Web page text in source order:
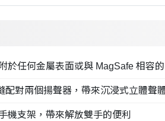
於任何金屬表面或與 MagSafe 相容
配對兩個揚聲器，帶來沉浸式立體聲
機支架，帶來解放雙手的便利